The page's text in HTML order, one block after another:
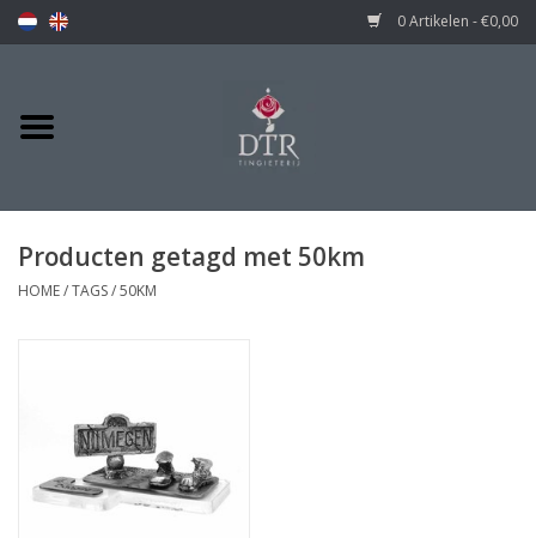
0 Artikelen - €0,00
Producten getagd met 50km
HOME/TAGS/50KM